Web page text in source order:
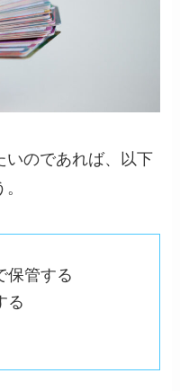
いのであれば、以下
保管する
る